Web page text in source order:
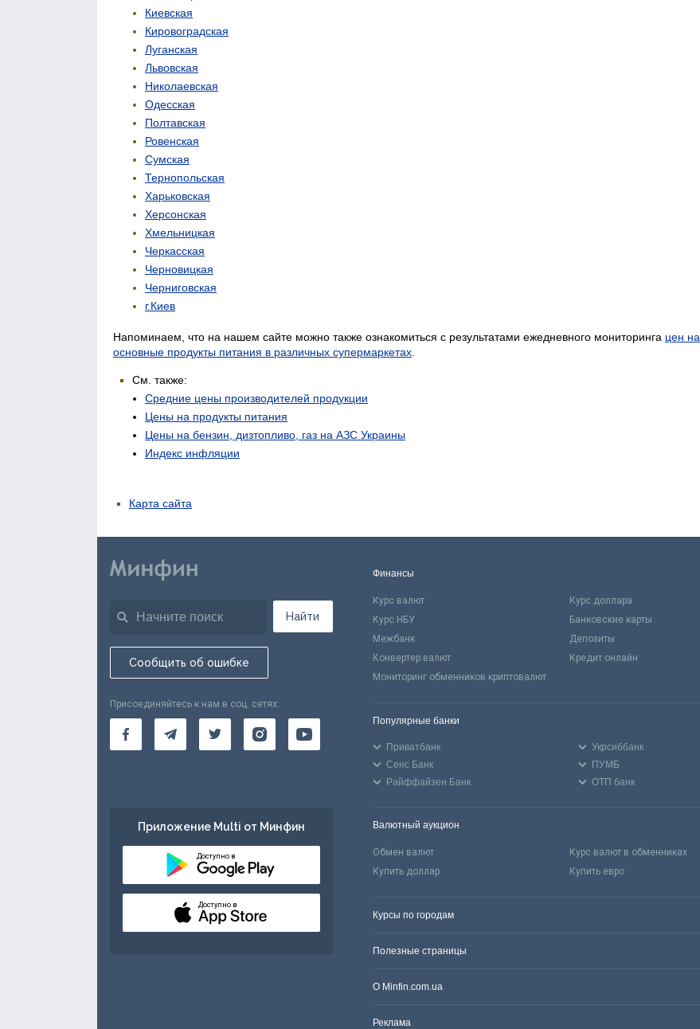
Киевская
Кировоградская
Луганская
Львовская
Николаевская
Одесская
Полтавская
Ровенская
Сумская
Тернопольская
Харьковская
Херсонская
Хмельницкая
Черкасская
Черновицкая
Черниговская
г.Киев
Напоминаем, что на нашем сайте можно также ознакомиться с результатами ежедневного мониторинга цен на
основные продукты питания в различных супермаркетах
См. также:
Средние цены производителей продукции
Цены на продукты питания
Цены на бензин, дизтопливо, газ на АЗС Украины
Индекс инфляции
Карта сайта
Найти
Сообщить об ошибке
Присоединяйтесь к нам в соц. сетях:
Приложение Multi от Минфин
Доступно в
Доступно в
Финансы
Курс валют Курс доллара
Курс НБУ
Банковские карты
Межбанк
Депозиты
Конвертер валют
Кредит онлайн
Мониторинг обменников криптовалют
Популярные банки
Приватбанк Укрсиббанк
Сенс Банк
ПУМБ
Райффайзен Банк
ОТП банк
Валютный аукцион
Обмен валют Курс валют в обменниках
Купить доллар
Купить евро
Курсы по городам
Полезные страницы
О Minfin.com.ua
Реклама